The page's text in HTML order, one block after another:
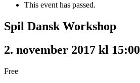
This event has passed.
Spil Dansk Workshop
2. november 2017 kl 15:00
Free